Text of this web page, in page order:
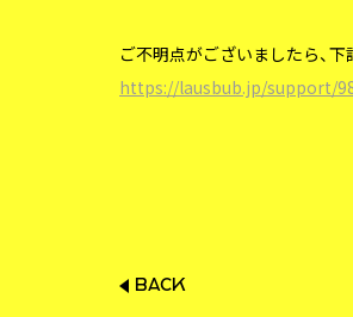
ご不明点がございましたら、
https://lausbub.jp/support/
BACK